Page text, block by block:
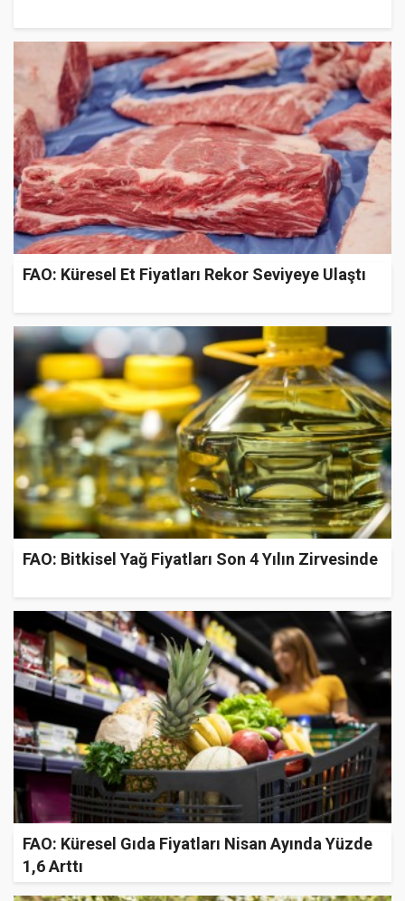
FAO: Küresel Et Fiyatları Rekor Seviyeye Ulaştı
FAO: Bitkisel Yağ Fiyatları Son 4 Yılın Zirvesinde
FAO: Küresel Gıda Fiyatları Nisan Ayında Yüzde
1,6 Arttı